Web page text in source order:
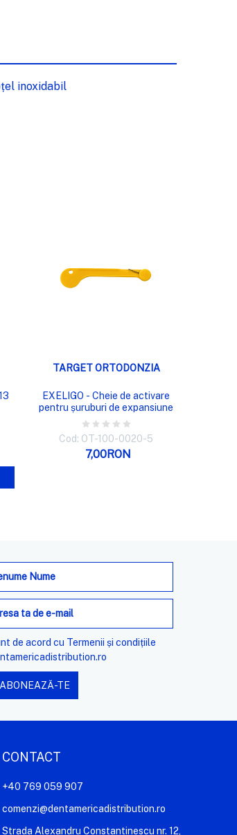
inoxidabil
VIZUALIZARE RAPIDĂ
TARGET ORTODONZIA
EXELIGO - Cheie de activare
pentru șuruburi de expansiune
Cod: OT-100-0020-5
7,00RON
de acord cu Termenii și condițiile
CONTACT
+40 769 059 907
comenzi@dentamericadistribution.ro
Strada Alexandru Constantinescu nr. 12,